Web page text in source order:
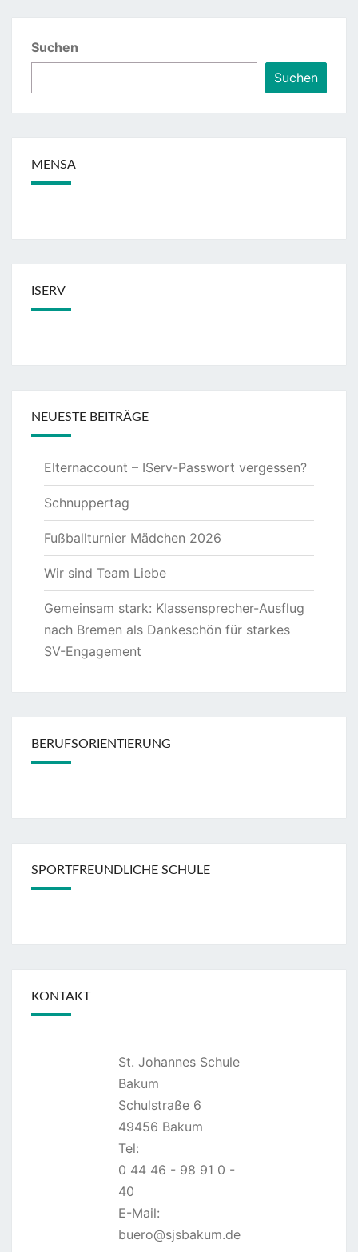
Suchen
Suchen
MENSA
ISERV
NEUESTE BEITRÄGE
Elternaccount – IServ-Passwort vergessen?
Schnuppertag
Fußballturnier Mädchen 2026
Wir sind Team Liebe
Gemeinsam stark: Klassensprecher-Ausflug
nach Bremen als Dankeschön für starkes
SV-Engagement
BERUFSORIENTIERUNG
SPORTFREUNDLICHE SCHULE
KONTAKT
St. Johannes Schule
Bakum
Schulstraße 6
49456 Bakum
Tel:
0 44 46 - 98 91 0 -
40
E-Mail:
buero@sjsbakum.de